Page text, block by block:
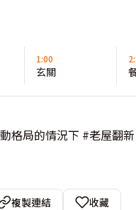
1:00
玄關
格局的情況下 #老屋翻
複製連結
收藏